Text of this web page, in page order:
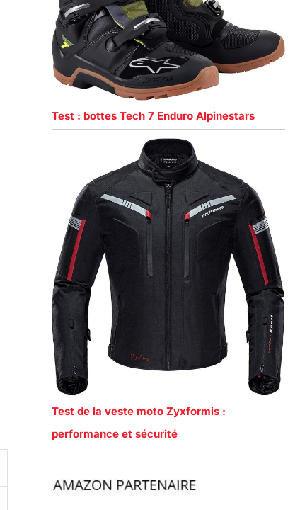
Test : bottes Tech 7 Enduro Alpinestars
Test de la veste moto Zyxformis :
performance et sécurité